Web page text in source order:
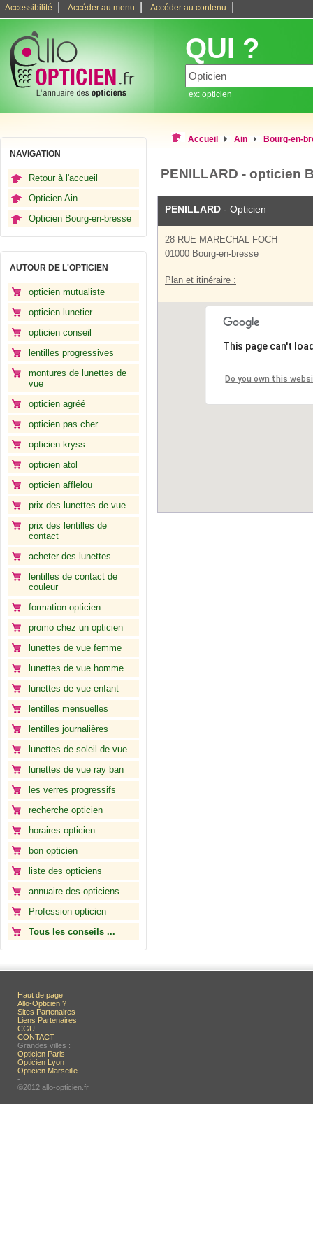
Accessibilité Accéder au menu Accéder au contenu
QUI ?
ex: opticien
NAVIGATION
Retour à l'accueil
Opticien Ain
Opticien Bourg-en-bresse
AUTOUR DE L'OPTICIEN
opticien mutualiste
opticien lunetier
opticien conseil
lentilles progressives
montures de lunettes de
vue
opticien agréé
opticien pas cher
opticien kryss
opticien atol
opticien afflelou
prix des lunettes de vue
prix des lentilles de
contact
acheter des lunettes
lentilles de contact de
couleur
formation opticien
promo chez un opticien
lunettes de vue femme
lunettes de vue homme
lunettes de vue enfant
lentilles mensuelles
lentilles journalières
lunettes de soleil de vue
lunettes de vue ray ban
les verres progressifs
recherche opticien
horaires opticien
bon opticien
liste des opticiens
annuaire des opticiens
Profession opticien
Tous les conseils ...
Accueil Ain Bourg-en-
PENILLARD - opticien
PENILLARD - Opticien
28 RUE MARECHAL FOCH
01000 Bourg-en-bresse
Plan et itinéraire :
This page can't
Do you own this
Haut de page
Allo-Opticien ?
Sites Partenaires
Liens Partenaires
CGU
CONTACT
Grandes villes :
Opticien Paris
Opticien Lyon
Opticien Marseille
-
©2012 allo-opticien.fr